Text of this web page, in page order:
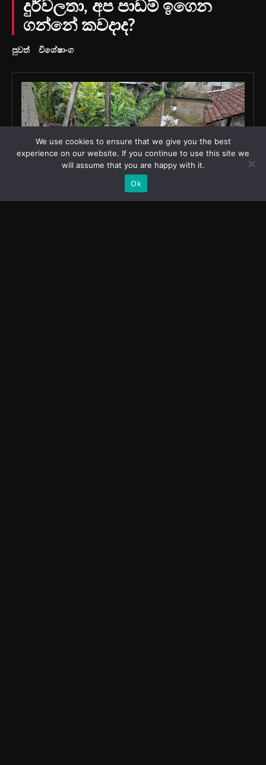
We use cookies to ensure that we give you the best
experience on our website. If you continue to use this site we
will assume that you are happy with it.
Ok